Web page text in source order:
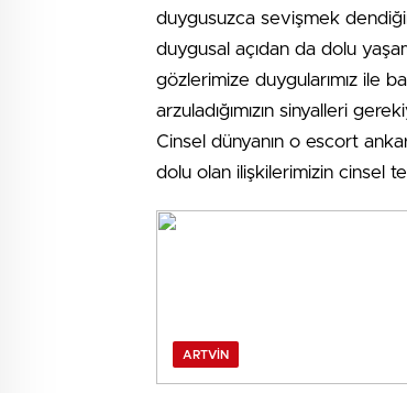
duygusuzca sevişmek
duygusal açıdan da dolu
gözlerimize duygularımız ile
arzuladığımızın sinyalleri
Cinsel dünyanın o escort
dolu olan ilişkilerimizin cinsel
ARTVIN